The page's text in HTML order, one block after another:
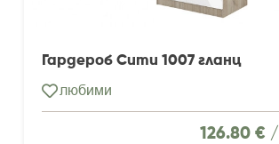
Гардероб Сити 1007 гланц
любими
126.80 € /